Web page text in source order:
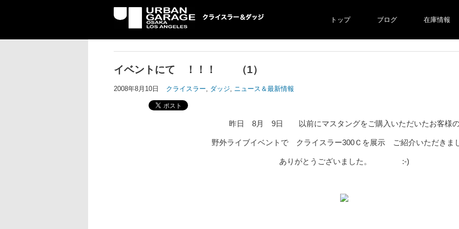
UG クライスラー＆ダ
ッジ専門店
トップ ブログ 在庫情報
イベントにて ！！！ （1）
2008年8月10日 クライスラー, ダッジ, ニュース＆最新情報
昨日 8月 9日 以前にマスタングをご購入いただいたお客様
野外ライブイベントで クライスラー300Ｃを展示 ご紹介いただきま
ありがとうございました。 :-)